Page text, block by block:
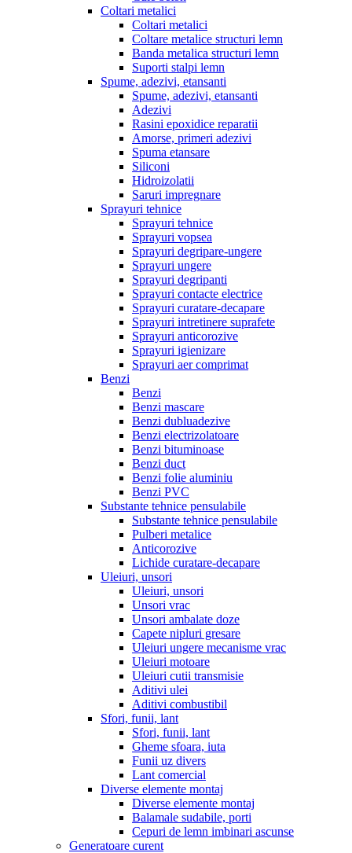
Coltari metalici
Coltari metalici
Coltare metalice structuri lemn
Banda metalica structuri lemn
Suporti stalpi lemn
Spume, adezivi, etansanti
Spume, adezivi, etansanti
Adezivi
Rasini epoxidice reparatii
Amorse, primeri adezivi
Spuma etansare
Siliconi
Hidroizolatii
Saruri impregnare
Sprayuri tehnice
Sprayuri tehnice
Sprayuri vopsea
Sprayuri degripare-ungere
Sprayuri ungere
Sprayuri degripanti
Sprayuri contacte electrice
Sprayuri curatare-decapare
Sprayuri intretinere suprafete
Sprayuri anticorozive
Sprayuri igienizare
Sprayuri aer comprimat
Benzi
Benzi
Benzi mascare
Benzi dubluadezive
Benzi electrizolatoare
Benzi bituminoase
Benzi duct
Benzi folie aluminiu
Benzi PVC
Substante tehnice pensulabile
Substante tehnice pensulabile
Pulberi metalice
Anticorozive
Lichide curatare-decapare
Uleiuri, unsori
Uleiuri, unsori
Unsori vrac
Unsori ambalate doze
Capete nipluri gresare
Uleiuri ungere mecanisme vrac
Uleiuri motoare
Uleiuri cutii transmisie
Aditivi ulei
Aditivi combustibil
Sfori, funii, lant
Sfori, funii, lant
Gheme sfoara, iuta
Funii uz divers
Lant comercial
Diverse elemente montaj
Diverse elemente montaj
Balamale sudabile, porti
Cepuri de lemn imbinari ascunse
Generatoare curent